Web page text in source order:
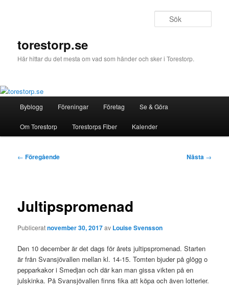
torestorp.se
Här hittar du det mesta om vad som händer och sker i Torestorp.
Byblogg Föreningar Företag Se & Göra
Om Torestorp Torestorps Fiber Kalender
Inläggsnavigering
← Föregående Nästa →
Jultipspromenad
Publiceratnovember 30, 2017av Louise Svensson
Den 10 december är det dags för årets jultipspromenad. Starten
är från Svansjövallen mellan kl. 14-15. Tomten bjuder på glögg o
pepparkakor i Smedjan och där kan man gissa vikten på en
julskinka. På Svansjövallen finns fika att köpa och även lotterier.